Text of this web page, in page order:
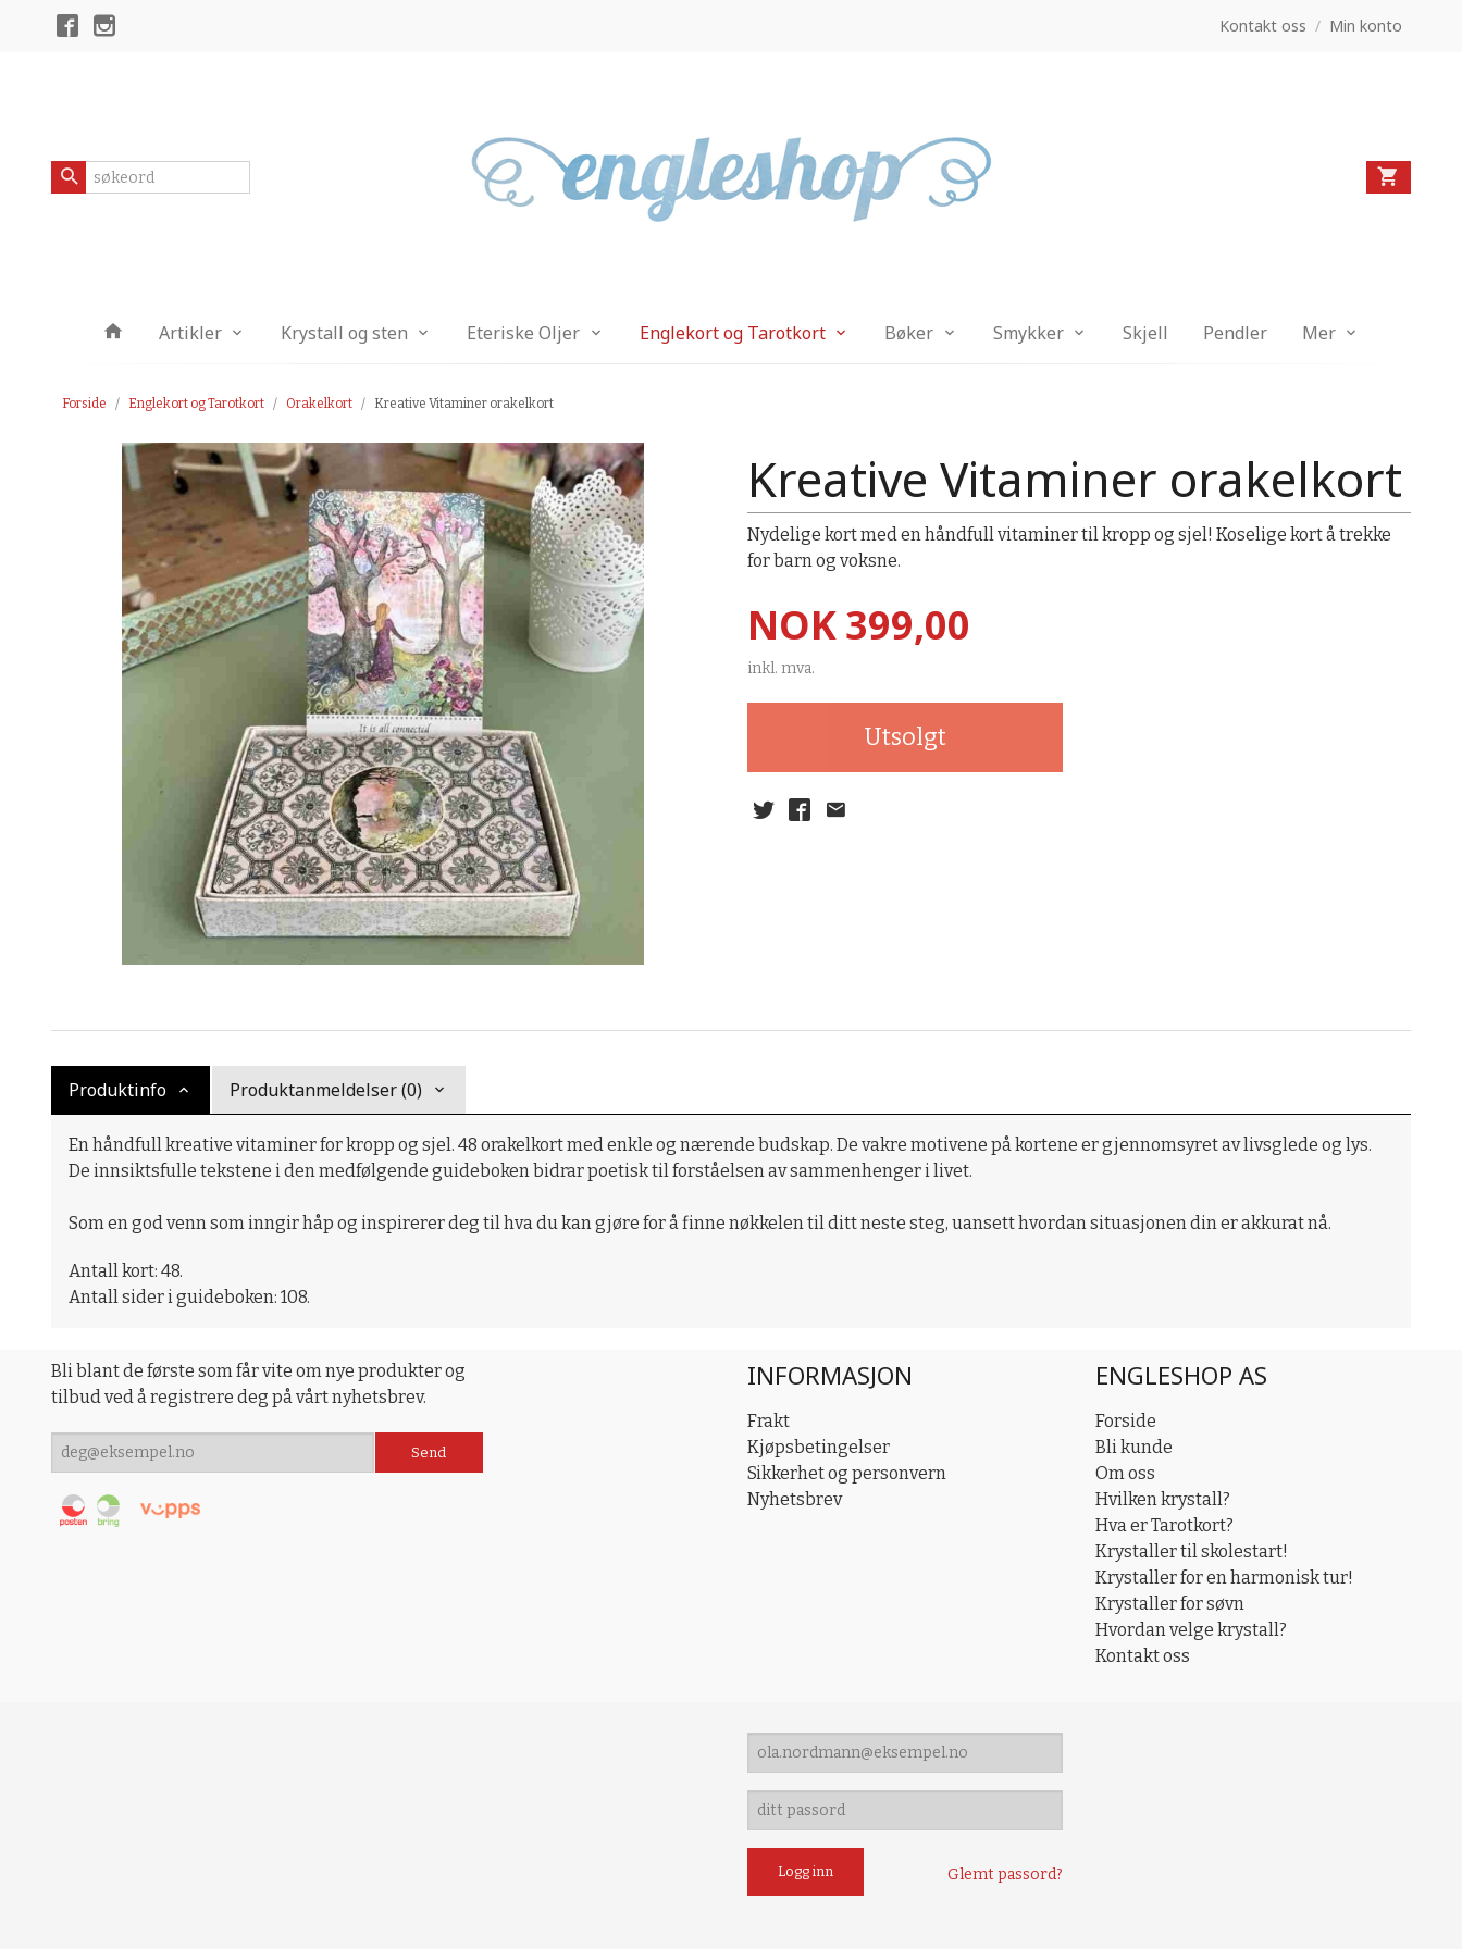
Kontakt oss / Min konto
Produkter Artikler Krystall og sten Eteriske Oljer Englekort og Tarotkort Bøker Smykker Skjell Pendler Mer
Forside Englekort og Tarotkort Orakelkort Kreative Vitaminer orakelkort
Kreative Vitaminer orakelkort
Nydelige kort med en håndfull vitaminer til kropp og sjel! Koselige kort å trekke
for barn og voksne.
Pris
NOK399,00
inkl. mva.
Utsolgt
Produktinfo Produktanmeldelser (0)
En håndfull kreative vitaminer for kropp og sjel. 48 orakelkort med enkle og nærende budskap. De vakre motivene på kortene er gjennomsyret av livsglede og lys.
De innsiktsfulle tekstene i den medfølgende guideboken bidrar poetisk til forståelsen av sammenhenger i livet.
Som en god venn som inngir håp og inspirerer deg til hva du kan gjøre for å finne nøkkelen til ditt neste steg, uansett hvordan situasjonen din er akkurat nå.
Antall kort: 48.
Antall sider i guideboken: 108.
Bli blant de første som får vite om nye produkter og
tilbud ved å registrere deg på vårt nyhetsbrev.
INFORMASJON
Frakt
Kjøpsbetingelser
Sikkerhet og personvern
Nyhetsbrev
ENGLESHOP AS
Forside
Bli kunde
Om oss
Hvilken krystall?
Hva er Tarotkort?
Krystaller til skolestart!
Krystaller for en harmonisk tur!
Krystaller for søvn
Hvordan velge krystall?
Kontakt oss
Glemt passord?